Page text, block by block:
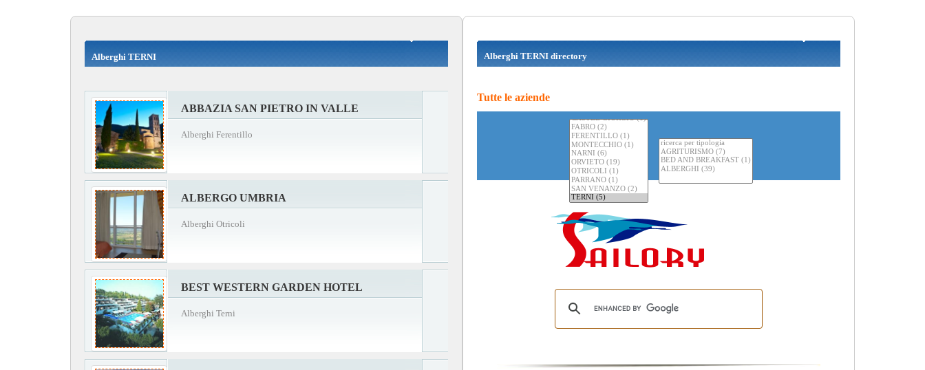
Alberghi TERNI
ABBAZIA SAN PIETRO IN VALLE
Alberghi Ferentillo
ALBERGO UMBRIA
Alberghi Otricoli
BEST WESTERN GARDEN HOTEL
Alberghi Terni
Alberghi TERNI directory
Tutte le aziende